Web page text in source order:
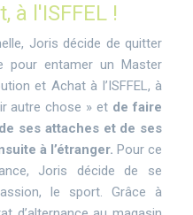
à l'ISFFEL !
Joris décide de quitter
pour entamer un Master
et Achat à l’ISFFEL, à
autre chose » et de faire
ses attaches et de ses
à l’étranger. Pour ce
Joris décide de se
le sport. Grâce à